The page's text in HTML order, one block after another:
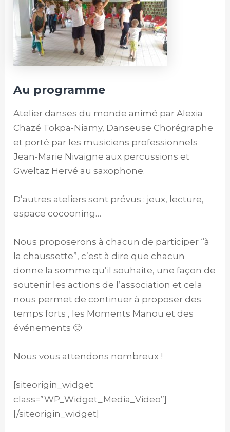
Au programme
Atelier danses du monde animé par Alexia
Chazé Tokpa-Niamy, Danseuse Chorégraphe
et porté par les musiciens professionnels
Jean-Marie Nivaigne aux percussions et
Gweltaz Hervé au saxophone.
D’autres ateliers sont prévus : jeux, lecture,
espace cocooning…
Nous proposerons à chacun de participer “à
la chaussette”, c’est à dire que chacun
donne la somme qu’il souhaite, une façon de
soutenir les actions de l’association et cela
nous permet de continuer à proposer des
temps forts , les Moments Manou et des
événements 🙂
Nous vous attendons nombreux !
[siteorigin_widget
class=”WP_Widget_Media_Video”]
[/siteorigin_widget]